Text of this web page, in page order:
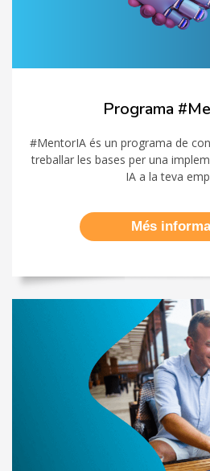
Programa
#MentorIA és un programa de
treballar les bases per una
IA a la teva
Més